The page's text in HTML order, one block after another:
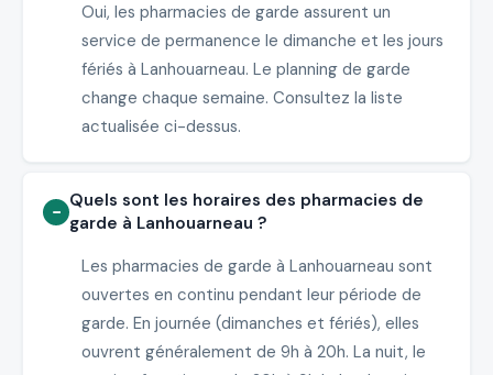
Oui, les pharmacies de garde assurent un
service de permanence le dimanche et les jours
fériés à Lanhouarneau. Le planning de garde
change chaque semaine. Consultez la liste
actualisée ci-dessus.
Quels sont les horaires des pharmacies de
garde à Lanhouarneau ?
Les pharmacies de garde à Lanhouarneau sont
ouvertes en continu pendant leur période de
garde. En journée (dimanches et fériés), elles
ouvrent généralement de 9h à 20h. La nuit, le